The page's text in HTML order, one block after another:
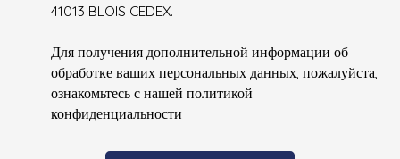
41013 BLOIS CEDEX.
Для получения дополнительной информации об
обработке ваших персональных данных, пожалуйста,
ознакомьтесь с нашей политикой
конфиденциальности .